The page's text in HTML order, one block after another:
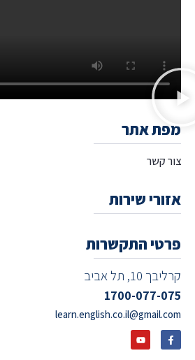
מפת אתר
צור קשר
אזורי שירות
פרטי התקשרות
קרליבך 10, תל אביב
1700-077-075
learn.english.co.il@gmail.com